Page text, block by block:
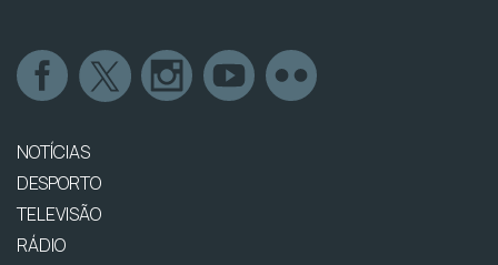
NOTÍCIAS
DESPORTO
TELEVISÃO
RÁDIO